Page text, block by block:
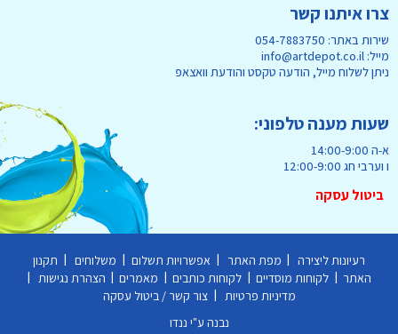
צרו איתנו קשר
שירות באתר: 054-7883750
מייל: info@artdepot.co.il
ניתן לשלוח מייל, הודעה טקסט והודעת וואצאפ
שעות מענה טלפוני:
א-ה 14:00-9:00
ו וערבי חג 12:00-9:00
ביטול עסקה
רעיונות ליצירה | מפת האתר | אפשרויות תשלום | משלוחים | תקנון
האתר | לקוחות מוסדיים | לקוחות כותבים | מאמרים | הצהרת נגישות |
מדיניות פרטיות | צור קשר / ביטול עסקה
נבנה ע"י ננדו